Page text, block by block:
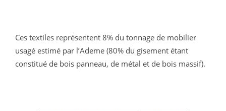
Ces textiles représentent 8% du tonnage de mobilier
usagé estimé par l’Ademe (80% du gisement étant
constitué de bois panneau, de métal et de bois massif).